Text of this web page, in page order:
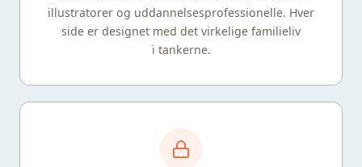
illustratorer og uddannelsesprofessionelle. Hver
side er designet med det virkelige familieliv
i tankerne.